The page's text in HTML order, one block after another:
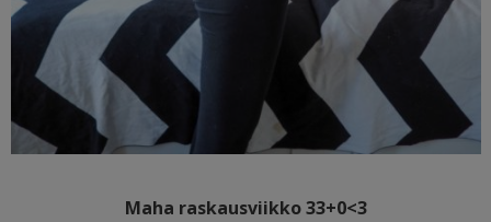
Maha raskausviikko 33+0<3